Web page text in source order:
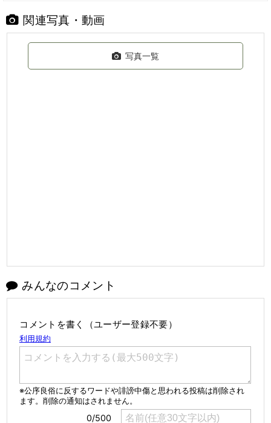
関連写真・動画
写真一覧
みんなのコメント
コメントを書く（ユーザー登録不要）